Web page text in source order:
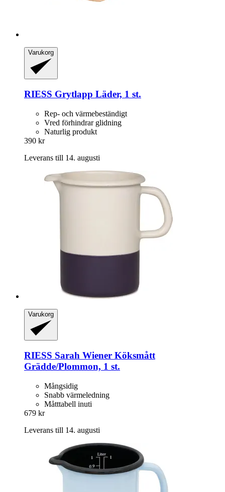
Varukorg
RIESS Grytlapp Läder, 1 st.
Rep- och värmebeständigt
Vred förhindrar glidning
Naturlig produkt
390 kr
Leverans till 14. augusti
Varukorg
RIESS Sarah Wiener Köksmått
Grädde/Plommon, 1 st.
Mångsidig
Snabb värmeledning
Måtttabell inuti
679 kr
Leverans till 14. augusti